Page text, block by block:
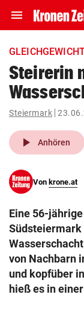
menu Navigation
ein-/
account_circle Anmelden
pin_drop
Wien
search
eingeben
© Krone
Muthgasse 2,
Steirerin
Steiermark
play_arrow Anhören
Von krone.at
Eine 56-
Südsteiermark
von Nachbarn
und kopfüber
hieß es in